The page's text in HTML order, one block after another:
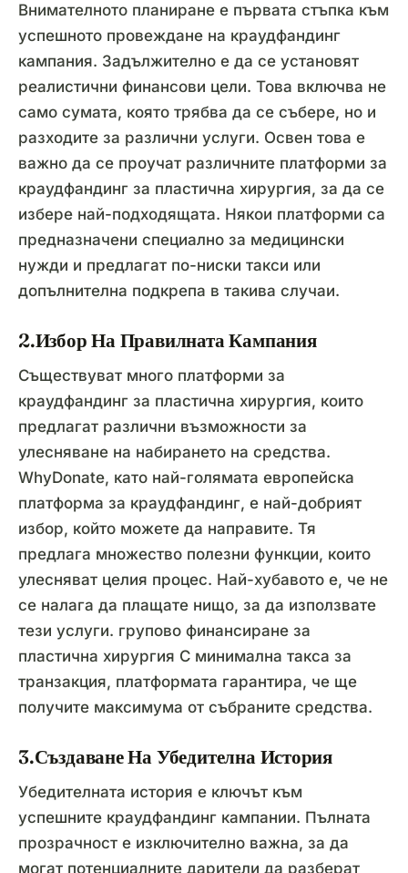
Внимателното планиране е първата стъпка към
успешното провеждане на краудфандинг
кампания. Задължително е да се установят
реалистични финансови цели. Това включва не
само сумата, която трябва да се събере, но и
разходите за различни услуги. Освен това е
важно да се проучат различните платформи за
краудфандинг за пластична хирургия, за да се
избере най-подходящата. Някои платформи са
предназначени специално за медицински
нужди и предлагат по-ниски такси или
допълнителна подкрепа в такива случаи.
2.Избор На Правилната Кампания
Съществуват много платформи за
краудфандинг за пластична хирургия, които
предлагат различни възможности за
улесняване на набирането на средства.
WhyDonate, като най-голямата европейска
платформа за краудфандинг, е най-добрият
избор, който можете да направите. Тя
предлага множество полезни функции, които
улесняват целия процес. Най-хубавото е, че не
се налага да плащате нищо, за да използвате
тези услуги. групово финансиране за
пластична хирургия С минимална такса за
транзакция, платформата гарантира, че ще
получите максимума от събраните средства.
3.Създаване На Убедителна История
Убедителната история е ключът към
успешните краудфандинг кампании. Пълната
прозрачност е изключително важна, за да
могат потенциалните дарители да разберат